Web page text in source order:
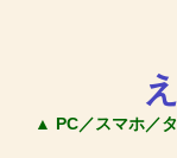
▲ PC／スマホ／